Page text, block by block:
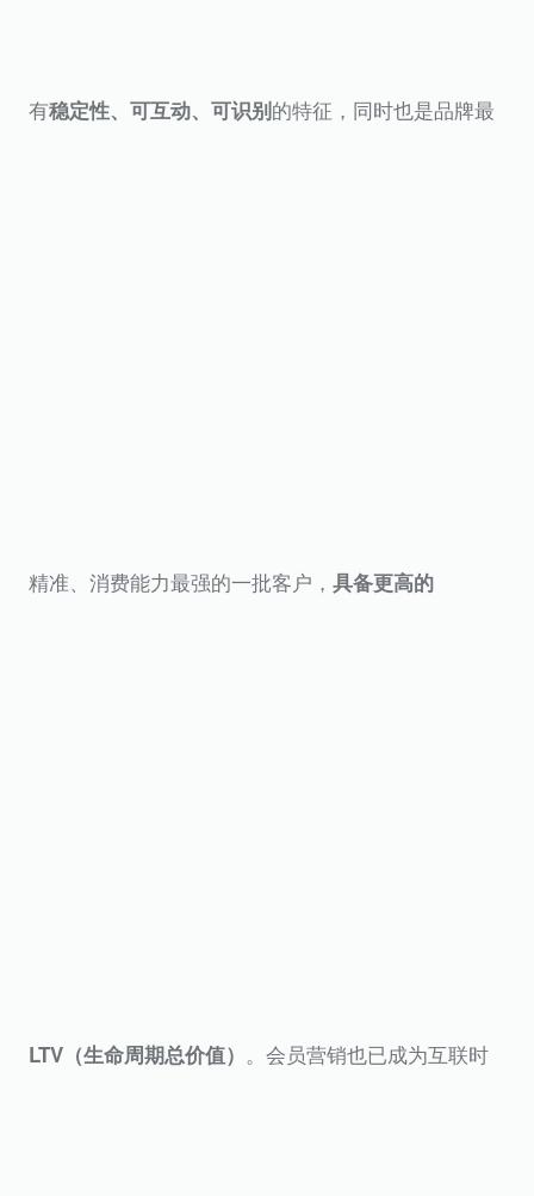
有稳定性、可互动、可识别的特征，同时也是品牌最
精准、消费能力最强的一批客户， 具备更高的
LTV（生命周期总价值） 。会员营销也已成为互联时